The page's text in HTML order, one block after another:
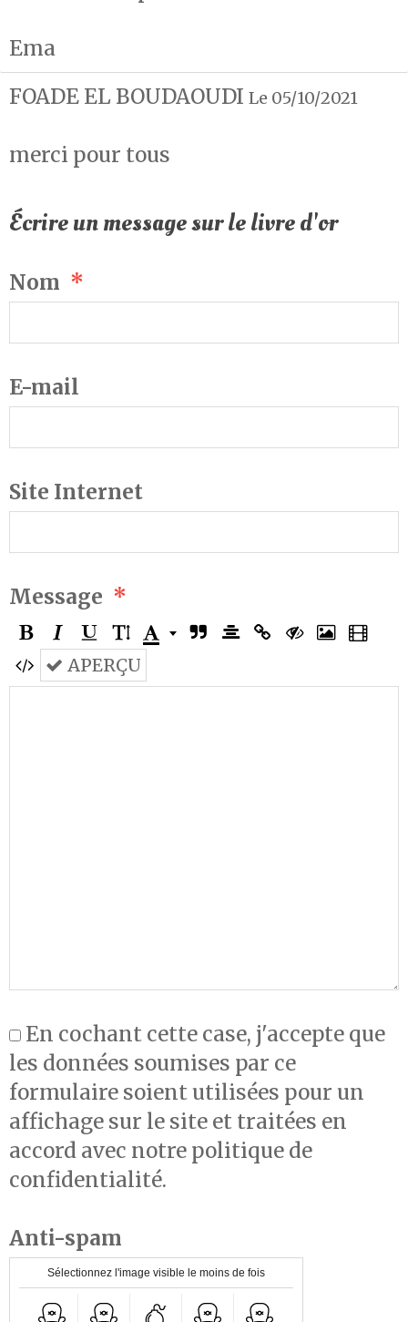
Ema
FOADE EL BOUDAOUDI Le 05/10/2021
merci pour tous
Écrire un message sur le livre d'or
Nom
E-mail
Site Internet
Message
APERÇU
En cochant cette case, j'accepte que
les données soumises par ce
formulaire soient utilisées pour un
affichage sur le site et traitées en
accord avec notre politique de
confidentialité.
Anti-spam
Sélectionnez l'image visible le moins de fois